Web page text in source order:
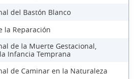
del Bastón Blanco
la Reparación
de la Muerte Gestacional,
Infancia Temprana
de Caminar en la Naturaleza